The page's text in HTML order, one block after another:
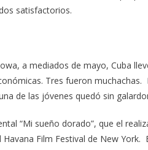
satisfactorios.
a mediados de mayo, Cuba
Tres fueron
de las jóvenes quedó sin
“Mi sueño dorado”, que el
Film Festival de New York.